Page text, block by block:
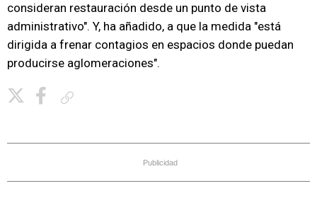
consideran restauración desde un punto de vista
administrativo". Y, ha añadido, a que la medida "está
dirigida a frenar contagios en espacios donde puedan
producirse aglomeraciones".
Publicidad